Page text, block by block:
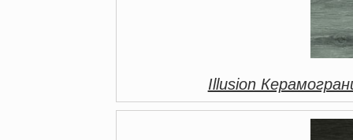
Illusion